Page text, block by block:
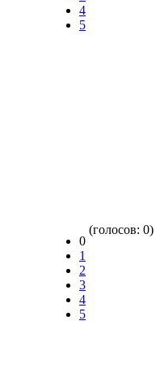
4
5
0
1
2
3
4
5
(голосов: 0)